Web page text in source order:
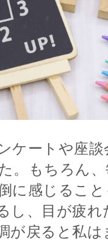
ケートや座
。もちろん
に感じるこ
し、目が疲
が戻ると私